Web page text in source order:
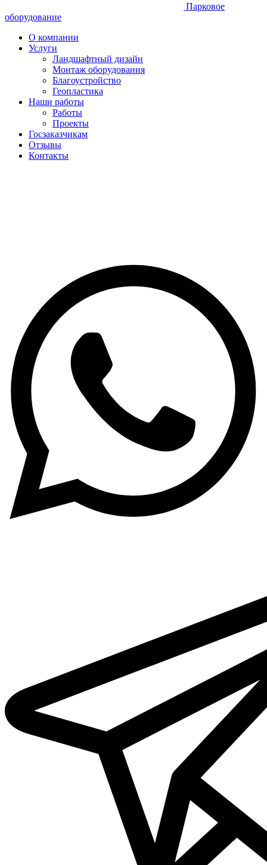
Парковое
оборудование
О компании
Услуги
Ландшафтный дизайн
Монтаж оборудования
Благоустройство
Геопластика
Наши работы
Работы
Проекты
Госзаказчикам
Отзывы
Контакты